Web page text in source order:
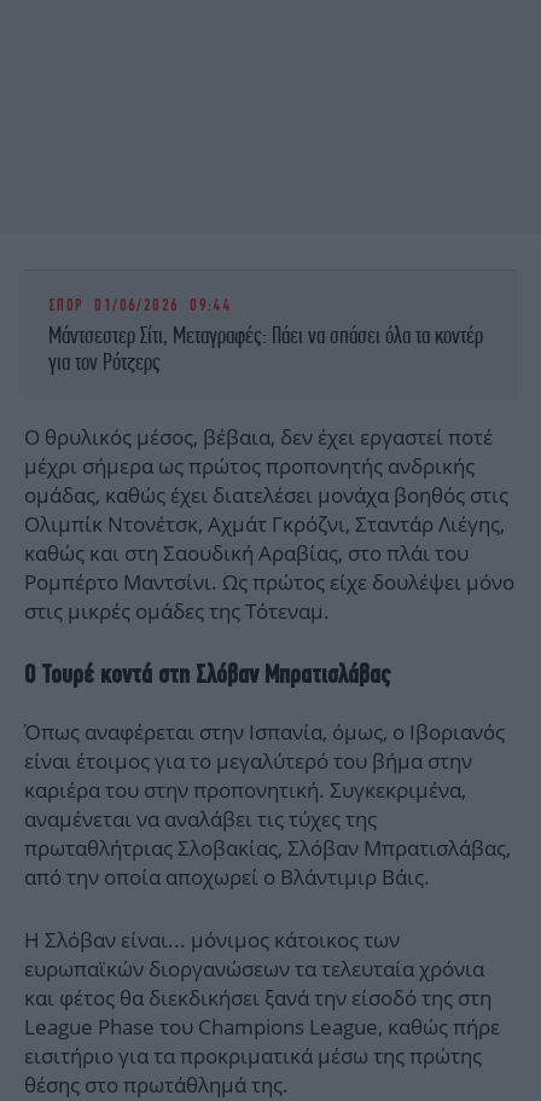
ΣΠΟΡ 01/06/2026 09:44
Μάντσεστερ Σίτι, Μεταγραφές: Πάει να σπάσει όλα τα κοντέρ
για τον Ρότζερς
Ο θρυλικός μέσος, βέβαια, δεν έχει εργαστεί ποτέ
μέχρι σήμερα ως πρώτος προπονητής ανδρικής
ομάδας, καθώς έχει διατελέσει μονάχα βοηθός στις
Ολιμπίκ Ντονέτσκ, Αχμάτ Γκρόζνι, Σταντάρ Λιέγης,
καθώς και στη Σαουδική Αραβίας, στο πλάι του
Ρομπέρτο Μαντσίνι. Ως πρώτος είχε δουλέψει μόνο
στις μικρές ομάδες της Τότεναμ.
Ο Τουρέ κοντά στη Σλόβαν Μπρατισλάβας
Όπως αναφέρεται στην Ισπανία, όμως, ο Ιβοριανός
είναι έτοιμος για το μεγαλύτερό του βήμα στην
καριέρα του στην προπονητική. Συγκεκριμένα,
αναμένεται να αναλάβει τις τύχες της
πρωταθλήτριας Σλοβακίας, Σλόβαν Μπρατισλάβας,
από την οποία αποχωρεί ο Βλάντιμιρ Βάις.
Η Σλόβαν είναι... μόνιμος κάτοικος των
ευρωπαϊκών διοργανώσεων τα τελευταία χρόνια
και φέτος θα διεκδικήσει ξανά την είσοδό της στη
League Phase του Champions League, καθώς πήρε
εισιτήριο για τα προκριματικά μέσω της πρώτης
θέσης στο πρωτάθλημά της.